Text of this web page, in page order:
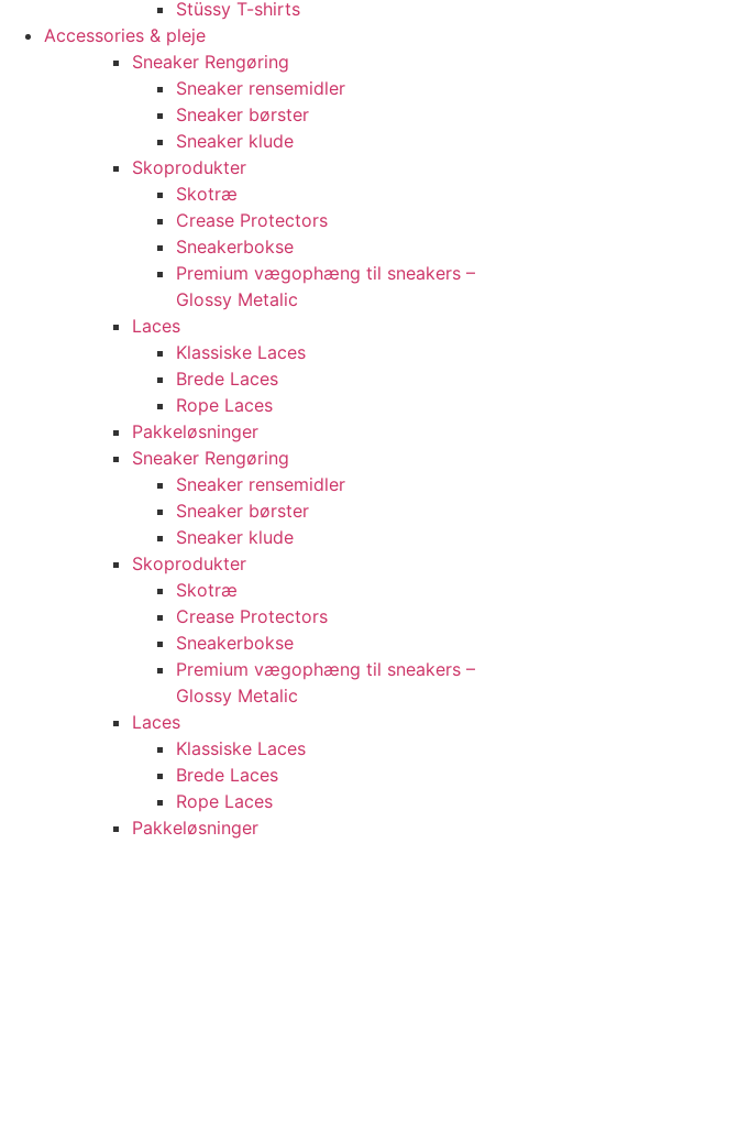
Stüssy T-shirts
Accessories & pleje
Sneaker Rengøring
Sneaker rensemidler
Sneaker børster
Sneaker klude
Skoprodukter
Skotræ
Crease Protectors
Sneakerbokse
Premium vægophæng til sneakers –
Glossy Metalic
Laces
Klassiske Laces
Brede Laces
Rope Laces
Pakkeløsninger
Sneaker Rengøring
Sneaker rensemidler
Sneaker børster
Sneaker klude
Skoprodukter
Skotræ
Crease Protectors
Sneakerbokse
Premium vægophæng til sneakers –
Glossy Metalic
Laces
Klassiske Laces
Brede Laces
Rope Laces
Pakkeløsninger